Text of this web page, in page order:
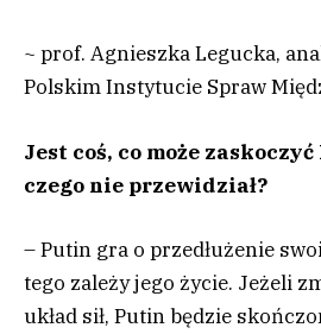
~ prof. Agnieszka Legucka,
Polskim Instytucie Spraw
Jest coś, co może
czego nie przewidział?
– Putin gra o przedłużenie
tego zależy jego życie. Jeżeli
układ sił, Putin będzie